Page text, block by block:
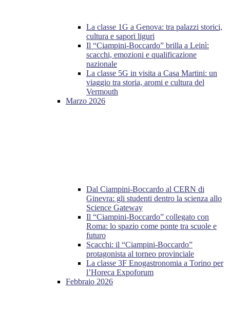
La classe 1G a Genova: tra palazzi storici,
cultura e sapori liguri
Il “Ciampini-Boccardo” brilla a Leinì:
scacchi, emozioni e qualificazione
nazionale
La classe 5G in visita a Casa Martini: un
viaggio tra storia, aromi e cultura del
Vermouth
Marzo 2026
Dal Ciampini-Boccardo al CERN di
Ginevra: gli studenti dentro la scienza allo
Science Gateway
Il “Ciampini-Boccardo” collegato con
Roma: lo spazio come ponte tra scuole e
futuro
Scacchi: il “Ciampini-Boccardo”
protagonista al torneo provinciale
La classe 3F Enogastronomia a Torino per
l’Horeca Expoforum
Febbraio 2026